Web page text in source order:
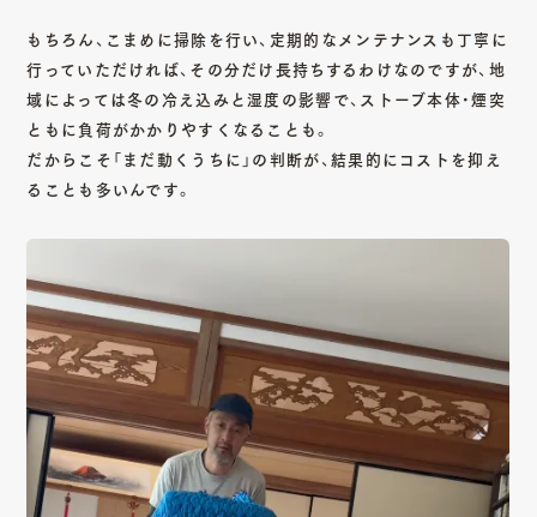
もちろん、こまめに掃除を行い、定期的なメンテナンスも丁寧に
行っていただければ、その分だけ長持ちするわけなのですが、地
域によっては冬の冷え込みと湿度の影響で、ストーブ本体・煙突
ともに負荷がかかりやすくなることも。
だからこそ「まだ動くうちに」の判断が、結果的にコストを抑え
ることも多いんです。